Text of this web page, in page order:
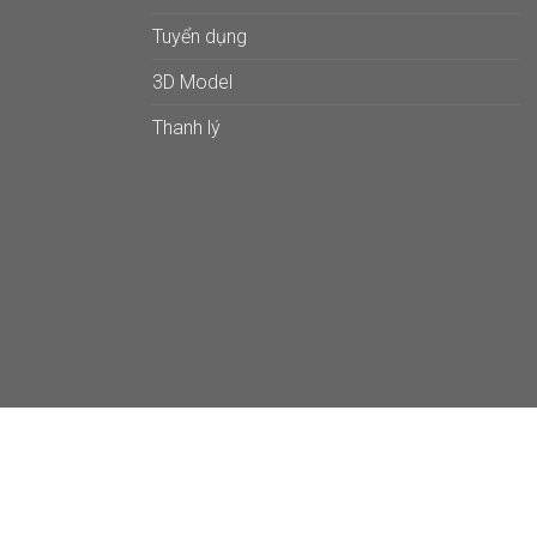
Tuyển dụng
3D Model
Thanh lý